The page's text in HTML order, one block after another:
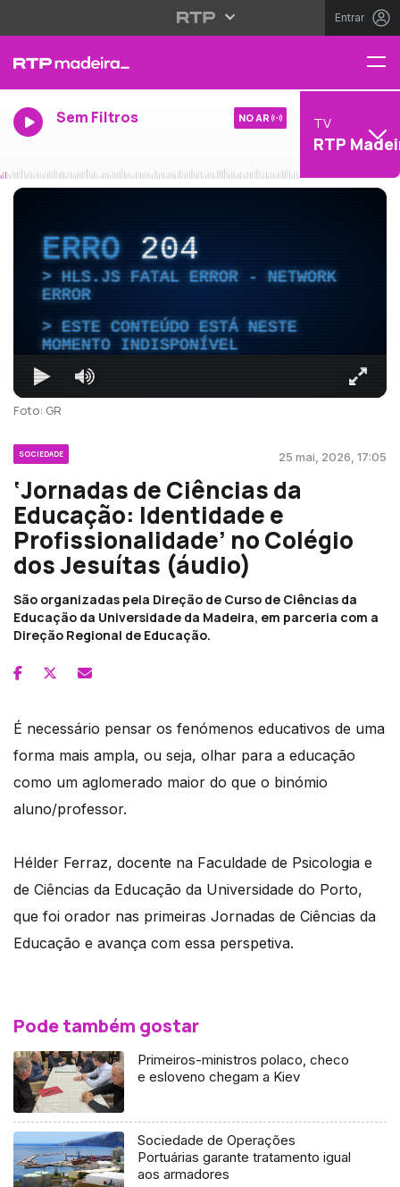
Entrar
Sem Filtros NO AR TV
RTP
ERRO204
HLS.JS FATAL ERROR - NETWORK
ERROR
ESTE CONTEÚDO ESTÁ NESTE
MOMENTO INDISPONÍVEL
Foto: GR
SOCIEDADE 25 mai, 2026, 17:05
‘Jornadas de Ciências da
Educação: Identidade e
Profissionalidade’ no Colégio
dos Jesuítas (áudio)
São organizadas pela Direção de Curso de Ciências da
Educação da Universidade da Madeira, em parceria com a
Direção Regional de Educação.
É necessário pensar os fenómenos educativos de uma
forma mais ampla, ou seja, olhar para a educação
como um aglomerado maior do que o binómio
aluno/professor.
Hélder Ferraz, docente na Faculdade de Psicologia e
de Ciências da Educação da Universidade do Porto,
que foi orador nas primeiras Jornadas de Ciências da
Educação e avança com essa perspetiva.
Pode também gostar
Primeiros-ministros polaco, checo
e esloveno chegam a Kiev
Sociedade de Operações
Portuárias garante tratamento igual
aos armadores